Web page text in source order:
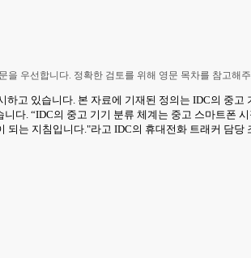
우선합니다. 정확한 검토를 위해 영문 목차를 참고해
고 있습니다. 본 자료에 기재된 정의는 IDC의 중
다. “IDC의 중고 기기 분류 체계는 중고 스마트
는 지침입니다."라고 IDC의 휴대전화 트래커 담